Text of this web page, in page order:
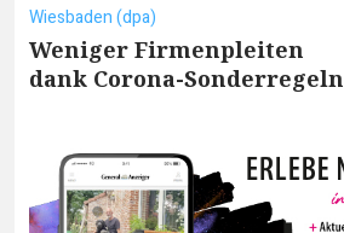
Wiesbaden (dpa)
Weniger Firmenpleiten
dank Corona-Sonderregeln